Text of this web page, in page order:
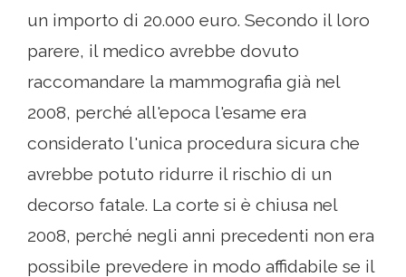
un importo di 20.000 euro. Secondo il loro
parere, il medico avrebbe dovuto
raccomandare la mammografia già nel
2008, perché all'epoca l'esame era
considerato l'unica procedura sicura che
avrebbe potuto ridurre il rischio di un
decorso fatale. La corte si è chiusa nel
2008, perché negli anni precedenti non era
possibile prevedere in modo affidabile se il